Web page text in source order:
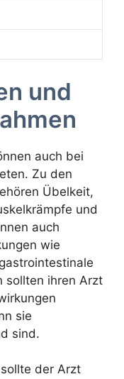
und
auch bei
Zu den
Übelkeit,
und
auch
wie
sollten ihren Arzt
sie
sind.
der Arzt